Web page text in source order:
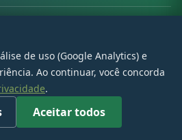
| Todos os direitos reservados
de uso (Google Analytics) e
Ao continuar, você concorda
.
Aceitar todos